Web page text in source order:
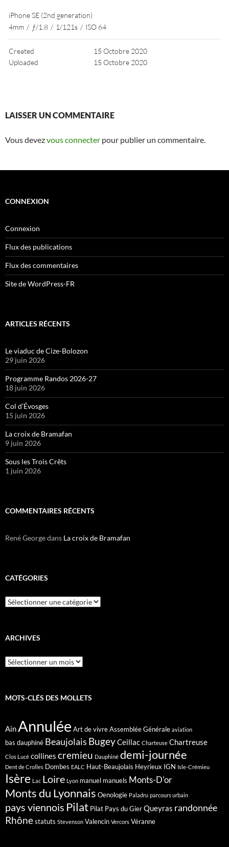
iPhone SE (2nd generation)
4mm / ƒ/1.8 / 1/121s / ISO 64
Created
15 Octobre 2020
Uploaded
15 Octobre 2020
LAISSER UN COMMENTAIRE
Vous devezvous connecter pour publier un commentaire.
CONNEXION
Connexion
Flux des publications
Flux des commentaires
Site de WordPress-FR
ARTICLES RÉCENTS
Le viaduc de Cize-Bolozon
29 juin 2026
Programme Randos 2026-27
18 juin 2026
Col d’Évosges
15 juin 2026
La croix de Bramafan
9 juin 2026
Sous les Trois Crêts
1 juin 2026
COMMENTAIRES RÉCENTS
René Georgedans La croix de Bramafan
CATÉGORIES
Catégories
ARCHIVES
Archives
MOTS-CLÉS DES MOLLETS
AinAnnulée Art de vivreAssemblée Générale aviation
bas dauphiné Beaujolais BugeyCeillac Charteuse Chartreuse
Clos Lucé collines cremieu Dauphiné demi-journée
Dent de Crolles Dombes EALC Haut-Beaujolais Heyrieux IGN Isle-Crémieu
Isère Lac Loire Lyon manuel manuels Monts-D'or
Monts du Lyonnais Oenologie Paladru parcours urbain
pays viennois Pilat Pilat Pays du GierQueyras randonnée
Rhônestatuts Stevenson Valencin Vercors Véranne